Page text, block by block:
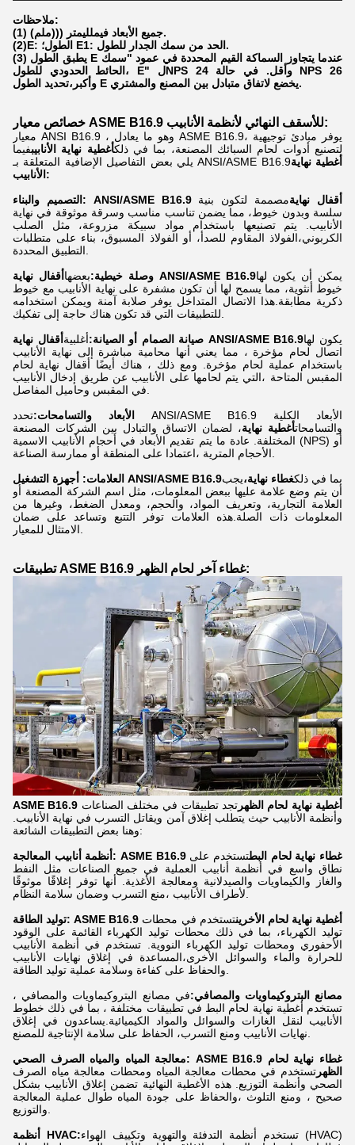
ملاحظات:
(1) جميع الأبعاد فيملليمتر (((
ملم).
(2)E: الطول؛ E1: الحد من سمك الجدار للطول.
(3) يطبق الطول E عندما يتجاوز السماكة القيم المحددة في عمود "سمك
الحائط الحدودي للطول، E" لNPS 24 وأقل. في حالة NPS 26
وأكبر،تحديد الطول E يخضع لاتفاق متبادل بين المصنع والمشتري.
خصائص معيار ASME B16.9 للأسقف النهائي لأنظمة الأنابيب:
معيار ANSI B16.9 ، وهو ما يعادل ASME B16.9، يوفر مبادئ توجيهية
لتصنيع أدوات لحام السبائك المصنعة، بما في ذلكأغطية نهاية الأنابيبفيما
يلي بعض التفاصيل الإضافية المتعلقة بـ ANSI/ASME B16.9أغطية نهاية
الأنابيب:
التصميم والبناء: ANSI/ASME B16.9 أقفال نهايةمصممة لتكون بنية
سلسة وبدون خيوط، مما يضمن تناسب مناسب وسرقة موثوقة في نهاية
الأنابيب. يتم تصنيعها باستخدام مواد سبيكة مزروعة، مثل الصلب
الكربوني،الفولاذ المقاوم للصدأ، أو الفولاذ المسبوق، بناء على متطلبات
وصلة خيطية:بعضها أقفال نهاية ANSI/ASME B16.9يمكن أن يكون لها
خيوط أنثوية، مما يسمح لها أن تكون مشفرة على نهاية الأنابيب مع خيوط
ذكرية مطابقة.هذا الاتصال المتداخل يوفر صلابة آمنة ويمكن استخدامه
صيانة الصمام أو الصيانة:أغلبية أقفال نهاية ANSI/ASME B16.9يكون لها
اتصال لحام مؤخرة ، مما يعني أنها محامية مباشرة إلى نهاية الأنابيب
باستخدام عملية لحام مؤخرة. ومع ذلك ، هناك أيضًا أقفال نهاية لحام
المقبس المتاحة ،التي يتم لحامها على الأنابيب عن طريق إدخال الأنابيب
الأبعاد والتسامحات:تحدد ANSI/ASME B16.9 الأبعاد الكلية
والتسامحاتأغطية نهاية، لضمان الاتساق والتبادل بين الشركات المصنعة
المختلفة. عادة ما يتم تقديم الأبعاد في أحجام الأنابيب الاسمية (NPS) أو
العلامات: أجهزة التشغيل ANSI/ASME B16.9 بما في ذلكغطاء نهاية،يجب
أن يتم وضع علامة عليها ببعض المعلومات، مثل اسم الشركة المصنعة أو
العلامة التجارية، وتعريف المواد، والحجم، ومعدل الضغط، وغيرها من
المعلومات ذات الصلة.هذه العلامات توفر التتبع وتساعد على ضمان
تطبيقات ASME B16.9 غطاء آخر لحام الظهر:
ASME B16.9 أغطية نهاية لحام الظهر تجد تطبيقات في مختلف الصناعات
وأنظمة الأنابيب حيث يتطلب إغلاق آمن ويقاتل التسرب في نهاية الأنابيب.
وهنا بعض التطبيقات الشائعة:
أنظمة أنابيب المعالجة: ASME B16.9 غطاء نهاية لحام البطتستخدم على
نطاق واسع في أنظمة أنابيب العملية في جميع الصناعات مثل النفط
والغاز والكيماويات والصيدلانية ومعالجة الأغذية. أنها توفر إغلاقًا موثوقًا
لأطراف الأنابيب ،منع التسرب وضمان سلامة النظام.
توليد الطاقة: ASME B16.9 أغطية نهاية لحام الأخرينتستخدم في محطات
توليد الكهرباء، بما في ذلك محطات توليد الكهرباء القائمة على الوقود
الأحفوري ومحطات توليد الكهرباء النووية. تستخدم في أنظمة الأنابيب
للحرارة والماء والسوائل الأخرى،المساعدة في إغلاق نهايات الأنابيب
والحفاظ على كفاءة وسلامة عملية توليد الطاقة.
مصانع البتروكيماويات والمصافي:في مصانع البتروكيماويات والمصافي ،
تستخدم أغطية نهاية لحام البط في تطبيقات مختلفة ، بما في ذلك خطوط
الأنابيب لنقل الغازات والسوائل والمواد الكيميائية.يساعدون في إغلاق
نهايات الأنابيب ومنع التسرب، الحفاظ على سلامة الإنتاجية للمصنع.
معالجة المياه والمياه الصرف الصحي: ASME B16.9 غطاء نهاية لحام
الظهر تستخدم في محطات معالجة المياه ومحطات معالجة مياه الصرف
الصحي وأنظمة التوزيع. هذه الأغطية النهائية تضمن إغلاق الأنابيب بشكل
صحيح ، ومنع التلوث ،والحفاظ على جودة المياه طوال عملية المعالجة
والتوزيع.
أنظمة HVAC:تستخدم أنظمة التدفئة والتهوية وتكييف الهواء (HVAC)